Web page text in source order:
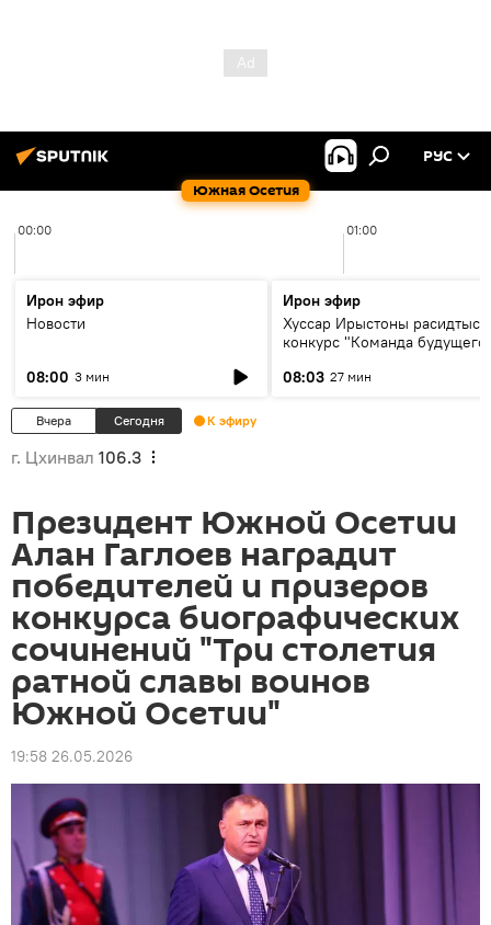
Южная Осетия
РУС
00:00 01:00
Ирон эфир
Новости
08:00 3 мин
Ирон эфир
Хуссар Ирыстоны
конкурс "Команда
08:03 27 мин
Вчера Сегодня К эфиру
г. Цхинвал 106.3
Президент Южной Осетии
Алан Гаглоев наградит
победителей и призеров
конкурса биографических
сочинений "Три столетия
ратной славы воинов
Южной Осетии"
19:58 26.05.2026